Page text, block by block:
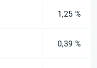
1,25 %
0,39 %